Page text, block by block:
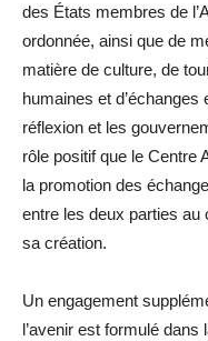
des États membres de
ordonnée, ainsi que de
matière de culture, de
humaines et
réflexion et les
rôle positif que le Centre
la promotion des
entre les deux parties au
sa création.
Un engagement
l’avenir est formulé